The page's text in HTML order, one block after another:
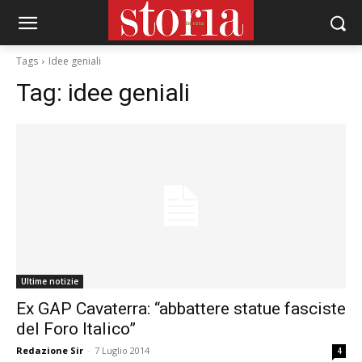
Tags Idee geniali
Tag: idee geniali
Ultime notizie
Ex GAP Cavaterra: “abbattere statue fasciste
del Foro Italico”
Redazione Sir - 7 Luglio 2014 4